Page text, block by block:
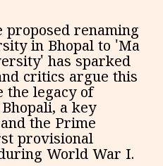
proposed renaming
in Bhopal to 'Ma
has sparked
critics argue this
the legacy of
a key
the Prime
provisional
World War I.